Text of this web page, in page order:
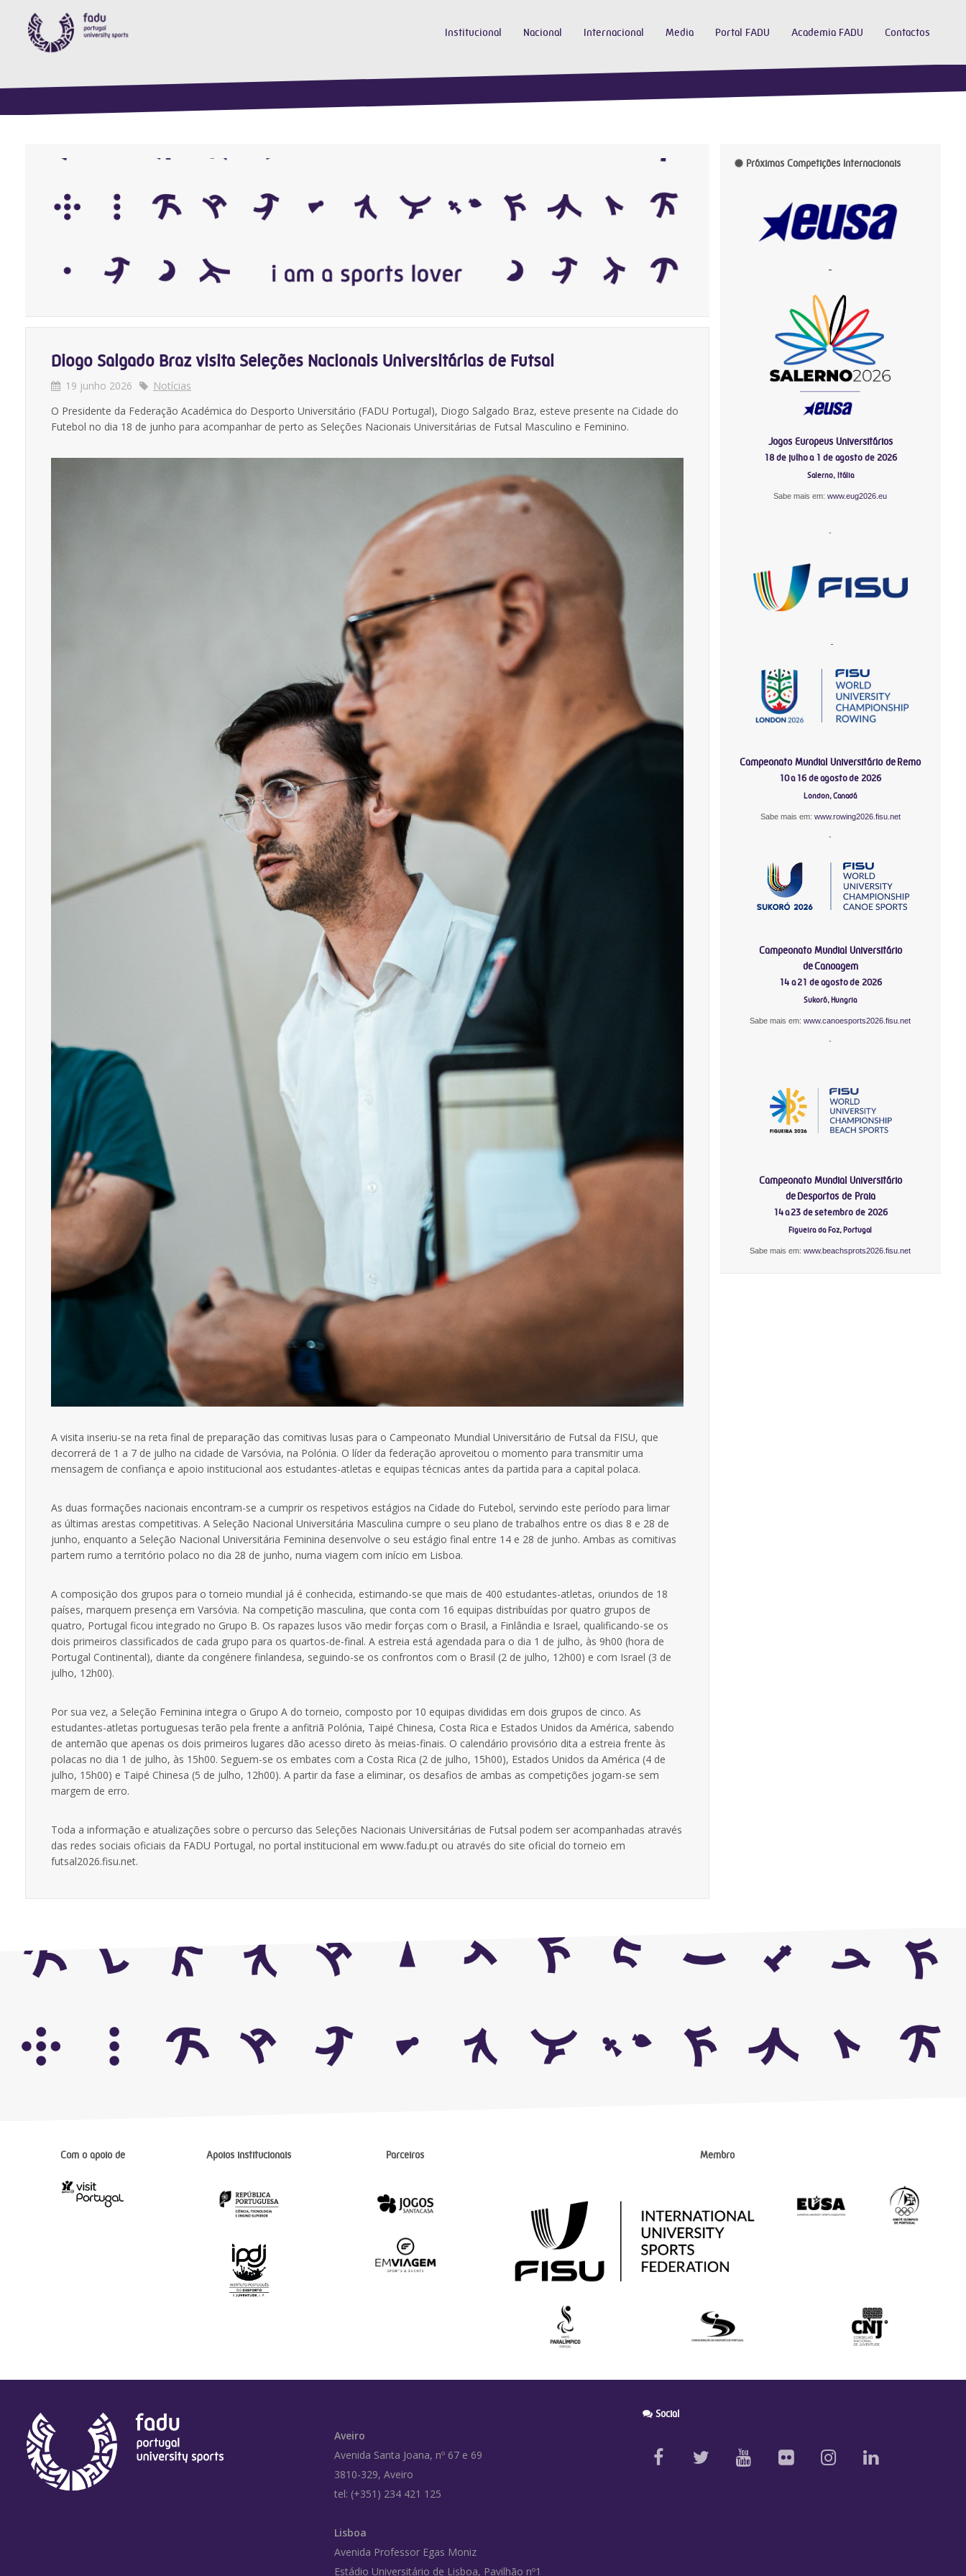
Institucional Nacional Internacional Media Portal FADU Academia FADU Contactos
Diogo Salgado Braz visita Seleções Nacionais Universitárias de Futsal
19 junho 2026
Notícias
O Presidente da Federação Académica do Desporto Universitário (FADU Portugal), Diogo Salgado Braz, esteve presente na Cidade do
Futebol no dia 18 de junho para acompanhar de perto as Seleções Nacionais Universitárias de Futsal Masculino e Feminino.
A visita inseriu-se na reta final de preparação das comitivas lusas para o Campeonato Mundial Universitário de Futsal da FISU, que
decorrerá de 1 a 7 de julho na cidade de Varsóvia, na Polónia. O líder da federação aproveitou o momento para transmitir uma
mensagem de confiança e apoio institucional aos estudantes-atletas e equipas técnicas antes da partida para a capital polaca.
As duas formações nacionais encontram-se a cumprir os respetivos estágios na Cidade do Futebol, servindo este período para limar
as últimas arestas competitivas. A Seleção Nacional Universitária Masculina cumpre o seu plano de trabalhos entre os dias 8 e 28 de
junho, enquanto a Seleção Nacional Universitária Feminina desenvolve o seu estágio final entre 14 e 28 de junho. Ambas as comitivas
partem rumo a território polaco no dia 28 de junho, numa viagem com início em Lisboa.
A composição dos grupos para o torneio mundial já é conhecida, estimando-se que mais de 400 estudantes-atletas, oriundos de 18
países, marquem presença em Varsóvia. Na competição masculina, que conta com 16 equipas distribuídas por quatro grupos de
quatro, Portugal ficou integrado no Grupo B. Os rapazes lusos vão medir forças com o Brasil, a Finlândia e Israel, qualificando-se os
dois primeiros classificados de cada grupo para os quartos-de-final. A estreia está agendada para o dia 1 de julho, às 9h00 (hora de
Portugal Continental), diante da congénere finlandesa, seguindo-se os confrontos com o Brasil (2 de julho, 12h00) e com Israel (3 de
julho, 12h00).
Por sua vez, a Seleção Feminina integra o Grupo A do torneio, composto por 10 equipas divididas em dois grupos de cinco. As
estudantes-atletas portuguesas terão pela frente a anfitriã Polónia, Taipé Chinesa, Costa Rica e Estados Unidos da América, sabendo
de antemão que apenas os dois primeiros lugares dão acesso direto às meias-finais. O calendário provisório dita a estreia frente às
polacas no dia 1 de julho, às 15h00. Seguem-se os embates com a Costa Rica (2 de julho, 15h00), Estados Unidos da América (4 de
julho, 15h00) e Taipé Chinesa (5 de julho, 12h00). A partir da fase a eliminar, os desafios de ambas as competições jogam-se sem
margem de erro.
Toda a informação e atualizações sobre o percurso das Seleções Nacionais Universitárias de Futsal podem ser acompanhadas através
das redes sociais oficiais da FADU Portugal, no portal institucional em www.fadu.pt ou através do site oficial do torneio em
futsal2026.fisu.net.
Próximas Competições Internacionais
-
Jogos Europeus Universitários
18 de julho a 1 de agosto de 2026
Salerno, Itália
Sabe mais em:www.eug2026.eu
-
-
Campeonato Mundial Universitário de Remo
10 a 16 de agosto de 2026
London, Canadá
Sabe mais em: www.rowing2026.fisu.net
-
Campeonato Mundial Universitário
de Canoagem
14 a 21 de agosto de 2026
Sukoró, Hungria
Sabe mais em:www.canoesports2026.fisu.net
-
Campeonato Mundial Universitário
de Desportos de Praia
14 a 23 de setembro de 2026
Figueira da Foz, Portugal
Sabe mais em:www.beachsprots2026.fisu.net
Com o apoio de Apoios institucionais Parceiros Membro
Aveiro
Avenida Santa Joana, nº 67 e 69
3810-329, Aveiro
tel: (+351) 234 421 125
Lisboa
Avenida Professor Egas Moniz
Estádio Universitário de Lisboa, Pavilhão nº1
Social